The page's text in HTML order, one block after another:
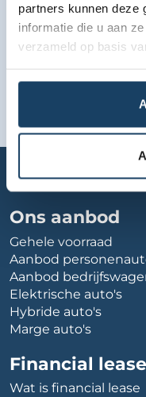
partners kunnen deze
informatie die u aan
verzameld op basis
Ons aanbod
Gehele voorraad
Aanbod
Aanbod
Elektrische auto's
Hybride auto's
Marge auto's
Financial lease
Wat is financial lease